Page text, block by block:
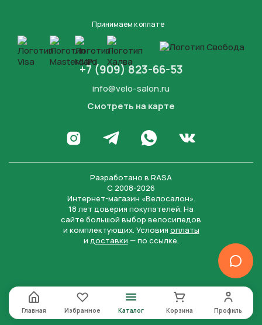
Принимаем к оплате
+7 (909) 823-66-53
info@velo-salon.ru
Смотреть на карте
Перейти в Инстаграм
Написать в Телеграм
Написать в WhatsApp
Перейти во
Разработано в RASA
С 2008-2026
Интернет-магазин «Велосалон».
18 лет доверия покупателей. На
сайте большой выбор велосипедов
и комплектующих. Условия оплаты
и доставки — по ссылке.
Главная Избранное Каталог Корзина Профиль
Нажимая на кнопку “Отправить заявку”, вы даете
согласие на обработку персональных данных и
соглашаетесь с политикой конфиденциальности